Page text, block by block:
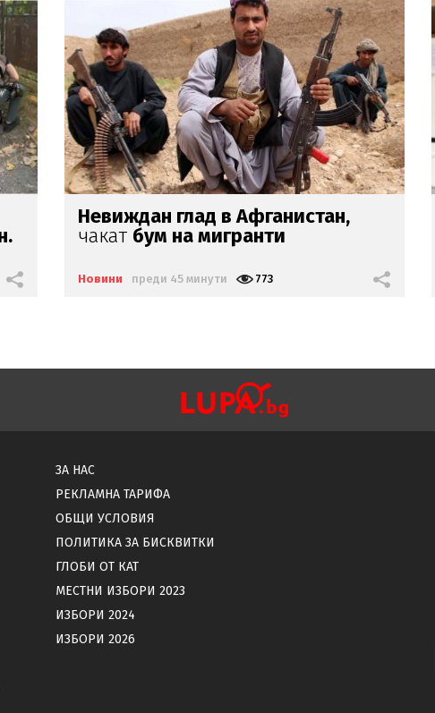
Бум на "черни вдовици" в Русия
Новини преди 3 часа 2905
ЗА НАС
РЕКЛАМНА ТАРИФА
ОБЩИ УСЛОВИЯ
ПОЛИТИКА ЗА БИСКВИТКИ
ГЛОБИ ОТ КАТ
МЕСТНИ ИЗБОРИ 2023
ИЗБОРИ 2024
ИЗБОРИ 2026